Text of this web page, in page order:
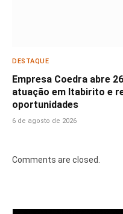
DESTAQUE
Empresa Coedra abre
atuação em Itabirito e
oportunidades
6 de agosto de 2026
Comments are closed.